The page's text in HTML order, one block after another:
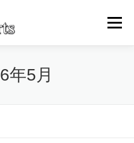
メニュ
スポーツ事業部
年5月